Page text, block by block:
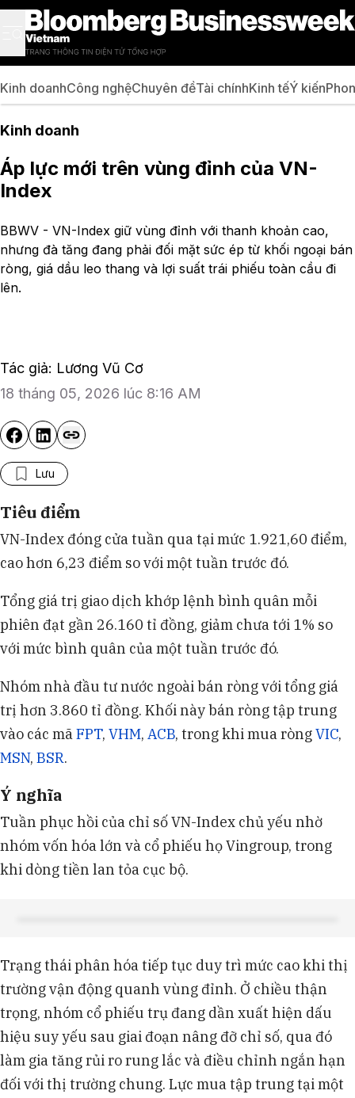
Kinh doanhCông nghệChuyên đềTài chínhKinh tếÝ kiến
Kinh doanh
Áp lực mới trên vùng đỉnh của VN-
Index
BBWV - VN-Index giữ vùng đỉnh với thanh khoản cao,
nhưng đà tăng đang phải đối mặt sức ép từ khối ngoại bán
ròng, giá dầu leo thang và lợi suất trái phiếu toàn cầu đi
lên.
Tác giả: Lương Vũ Cơ
18 tháng 05, 2026 lúc 8:16 AM
Lưu
Tiêu điểm
VN-Index đóng cửa tuần qua tại mức 1.921,60 điểm,
cao hơn 6,23 điểm so với một tuần trước đó.
Tổng giá trị giao dịch khớp lệnh bình quân mỗi
phiên đạt gần 26.160 tỉ đồng, giảm chưa tới 1% so
với mức bình quân của một tuần trước đó.
Nhóm nhà đầu tư nước ngoài bán ròng với tổng giá
trị hơn 3.860 tỉ đồng. Khối này bán ròng tập trung
vào các mãFPT, VHM, ACB, trong khi mua ròngVIC,
MSN, BSR.
Ý nghĩa
Tuần phục hồi của chỉ số VN-Index chủ yếu nhờ
nhóm vốn hóa lớn và cổ phiếu họ Vingroup, trong
khi dòng tiền lan tỏa cục bộ.
Trạng thái phân hóa tiếp tục duy trì mức cao khi thị
trường vận động quanh vùng đỉnh. Ở chiều thận
trọng, nhóm cổ phiếu trụ đang dần xuất hiện dấu
hiệu suy yếu sau giai đoạn nâng đỡ chỉ số, qua đó
làm gia tăng rủi ro rung lắc và điều chỉnh ngắn hạn
đối với thị trường chung. Lực mua tập trung tại một